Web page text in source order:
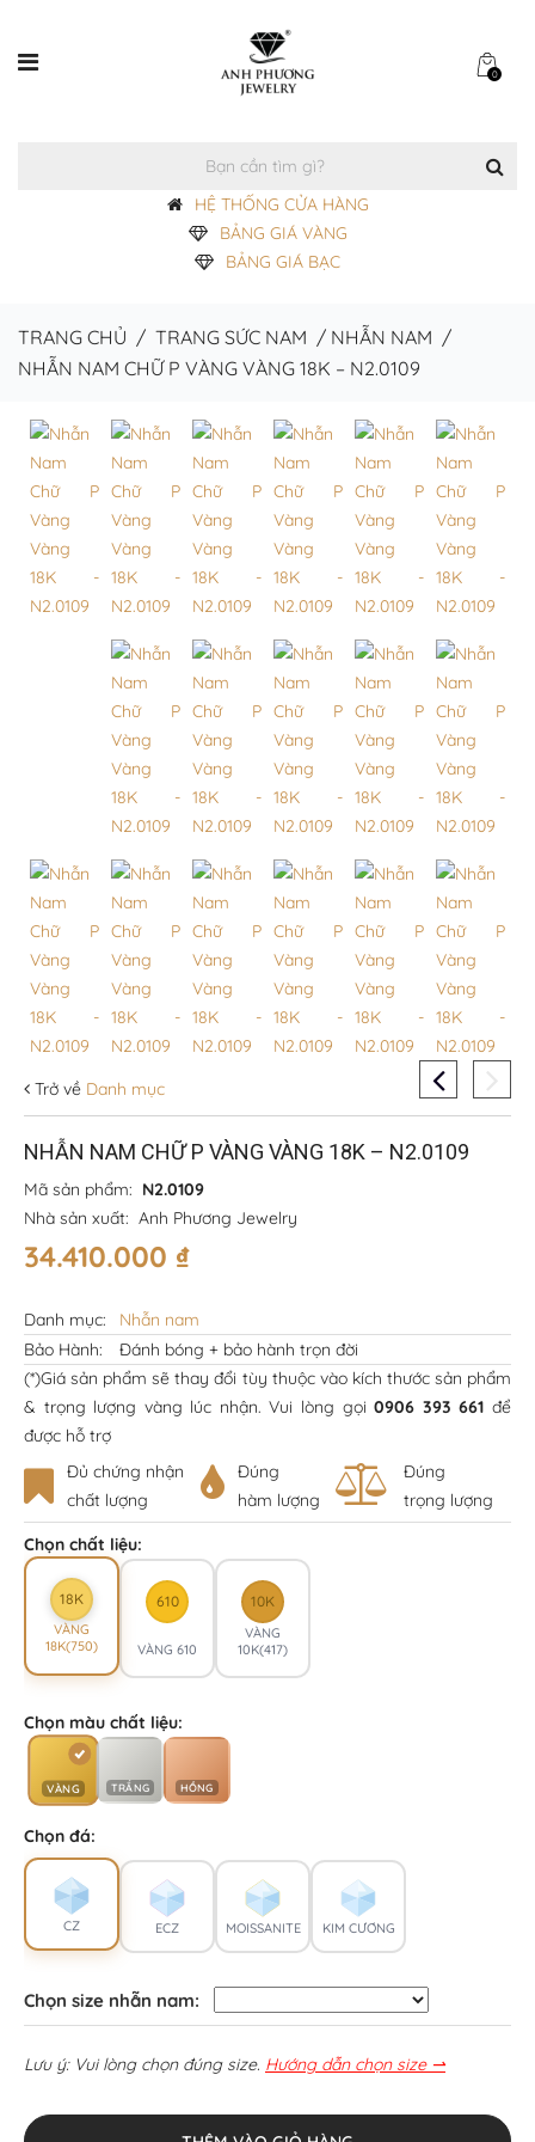
0
HỆ THỐNG CỬA HÀNG
BẢNG GIÁ VÀNG
BẢNG GIÁ BẠC
TRANG CHỦ / TRANG SỨC NAM / NHẪN NAM /
NHẪN NAM CHỮ P VÀNG VÀNG 18K – N2.0109
Trở về Danh mục
NHẪN NAM CHỮ P VÀNG VÀNG 18K – N2.0109
Mã sản phẩm: N2.0109
Nhà sản xuất: Anh Phương Jewelry
34.410.000 ₫
Danh mục:
Nhẫn nam
Bảo Hành:
Đánh bóng + bảo hành trọn đời
(*)Giá sản phẩm sẽ thay đổi tùy thuộc vào kích thước sản phẩm
& trọng lượng vàng lúc nhận. Vui lòng gọi0906 393 661 để
được hỗ trợ
Đủ chứng nhận
chất lượng
Đúng
hàm lượng
Đúng
trọng lượng
Chọn chất liệu:
18K
VÀNG
18K(750)
610
VÀNG 610
10K
VÀNG
10K(417)
Chọn màu chất liệu:
VÀNG TRẮNG HỒNG
Chọn đá:
CZ ECZ MOISSANITE KIM CƯƠNG
Chọn size nhẫn nam:
Lưu ý: Vui lòng chọn đúng size. Hướng dẫn chọn size ⇀